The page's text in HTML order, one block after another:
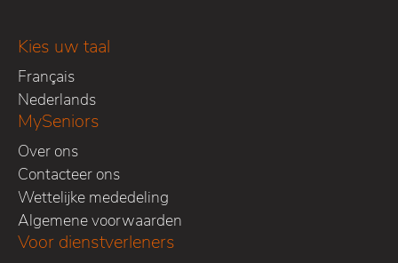
Kies uw taal
Français
Nederlands
MySeniors
Over ons
Contacteer ons
Wettelijke mededeling
Algemene voorwaarden
Voor dienstverleners